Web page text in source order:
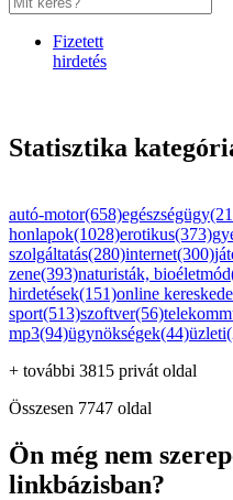
Fizetett
hirdetés
Statisztika
autó-motor(658)
honlapok(1028)erotikus(373)
szolgáltatás(280)internet(300)
zene(393)naturisták,
hirdetések(151)online
sport(513)szoftver(56)
mp3(94)ügynökségek(44)
+ további 3815 privát oldal
Összesen 7747 oldal
Ön még nem
linkbázisban?